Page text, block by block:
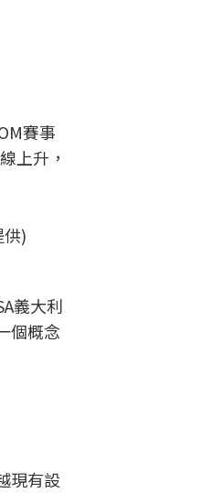
賽事
上升，
)
義大利
個概念
現有設